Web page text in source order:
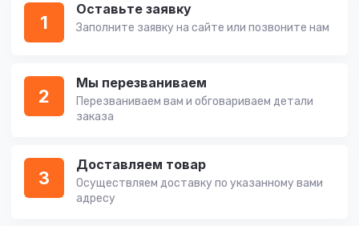
1
Оставьте заявку
Заполните заявку на сайте или позвоните нам
2
Мы перезваниваем
Перезваниваем вам и обговариваем детали
заказа
3
Доставляем товар
Осуществляем доставку по указанному вами
адресу